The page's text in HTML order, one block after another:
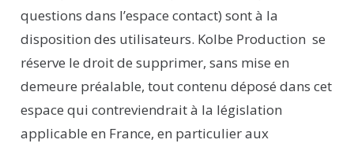
questions dans l’espace contact) sont à la
disposition des utilisateurs. Kolbe Production se
réserve le droit de supprimer, sans mise en
demeure préalable, tout contenu déposé dans cet
espace qui contreviendrait à la législation
applicable en France, en particulier aux